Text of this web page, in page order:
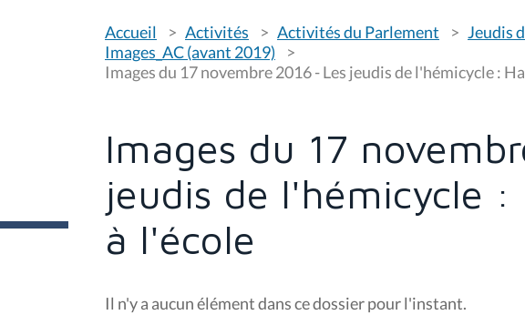
o
u
s
ê
:
Accueil Activités Activités du Parlement
Jeudis
Images_AC (avant 2019)
Images du 17 novembre 2016 - Les jeudis de l'hémicycle :
Images du 17
jeudis de l'hémicycle :
à l'école
Il n'y a aucun élément dans ce dossier pour l'instant.